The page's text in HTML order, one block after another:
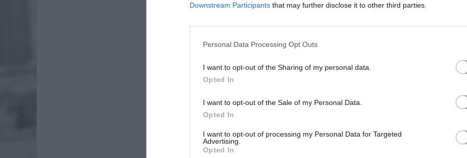
Downstream Participants that may further disclose it to other third parties.
Personal Data Processing Opt Outs
I want to opt-out of the Sharing of my personal data.
Opted In
I want to opt-out of the Sale of my Personal Data.
Opted In
I want to opt-out of processing my Personal Data for Targeted
Advertising.
Opted In
ad
rodziców dzieci do 3. roku życia
7 sierpnia 2026 19:29